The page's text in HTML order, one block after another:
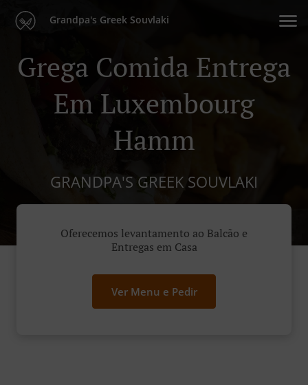
Grandpa's Greek Souvlaki
Grega Comida Entrega
Em Luxembourg
Hamm
GRANDPA'S GREEK SOUVLAKI
Oferecemos levantamento ao Balcão e
Entregas em Casa
Ver Menu e Pedir